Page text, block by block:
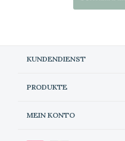
KUNDENDIENST
PRODUKTE
MEIN KONTO